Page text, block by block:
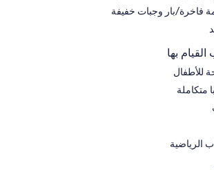
فاخرة/بار وجبات خفيفة
بها
للأطفال
متكاملة
الرياضية